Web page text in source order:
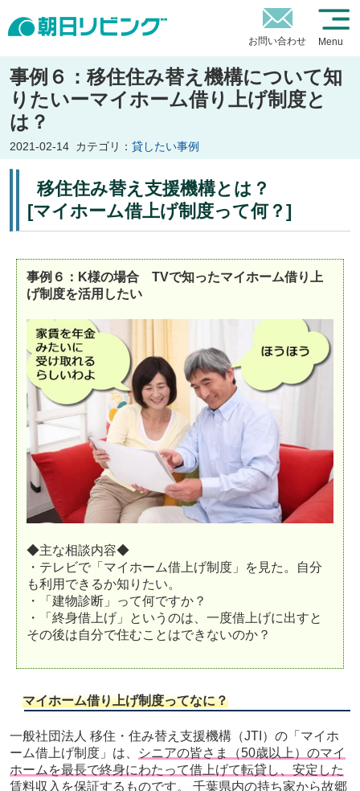
お問い合わせ Menu
事例６：移住住み替え機構について知
りたいーマイホーム借り上げ制度と
は？
2021-02-14 カテゴリ： 貸したい事例
移住住み替え支援機構とは？
[マイホーム借上げ制度って何？]
事例６：K様の場合 TVで知ったマイホーム借り上
げ制度を活用したい
◆主な相談内容◆
・テレビで「マイホーム借上げ制度」を見た。自分
も利用できるか知りたい。
・「建物診断」って何ですか？
・「終身借上げ」というのは、一度借上げに出すと
その後は自分で住むことはできないのか？
マイホーム借り上げ制度ってなに？
一般社団法人 移住・住み替え支援機構（JTI）の「マイホ
ーム借上げ制度」は、
シニアの皆さま（50歳以上）のマイ
ホームを最長で終身にわたって借上げて転貸し、安定した
賃料収入を保証するものです。 千葉県内の持ち家から故郷